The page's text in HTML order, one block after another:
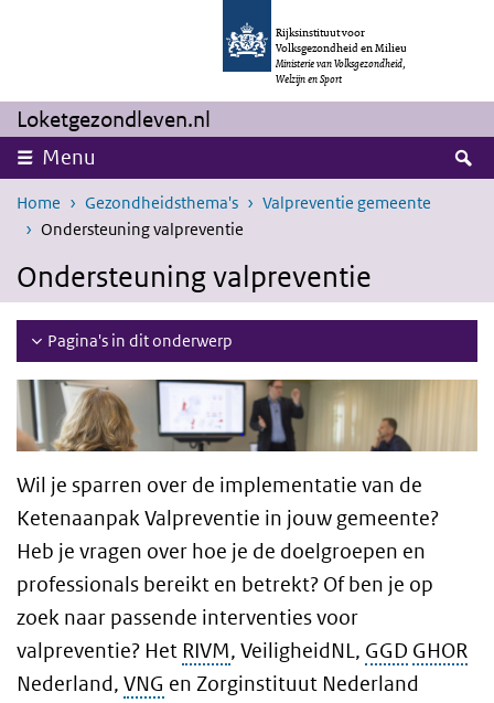
Overslaan en naar de inhoud gaan
Rijksinstituut voor
Volksgezondheid en Milieu
Ministerie van Volksgezondheid,
Welzijn en Sport
Loketgezondleven.nl
Menu
Home Gezondheidsthema's
Valpreventie gemeente
Ondersteuning valpreventie
Ondersteuning valpreventie
Pagina's in dit onderwerp
Wil je sparren over de implementatie van de
Ketenaanpak Valpreventie in jouw gemeente?
Heb je vragen over hoe je de doelgroepen en
professionals bereikt en betrekt? Of ben je op
zoek naar passende interventies voor
valpreventie? Het RIVM, VeiligheidNL, GGD GHOR
Nederland, VNG en Zorginstituut Nederland